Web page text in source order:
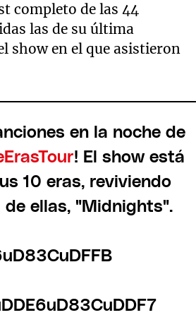
completo de las 44
las de su última
show en el que asistieron
en la noche de
! El show está
10 eras, reviviendo
ellas, "Midnights".